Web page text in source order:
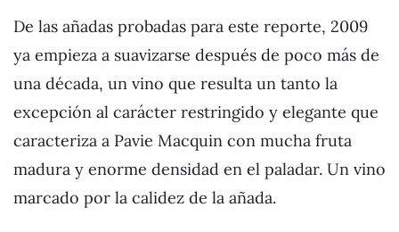
De las añadas probadas para este reporte, 2009
ya empieza a suavizarse después de poco más de
una década, un vino que resulta un tanto la
excepción al carácter restringido y elegante que
caracteriza a Pavie Macquin con mucha fruta
madura y enorme densidad en el paladar. Un vino
marcado por la calidez de la añada.